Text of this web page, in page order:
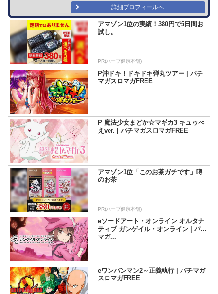
詳細プロフィールへ
アマゾン1位の実績！380円で5日間お
試し。
PR(ハーブ健康本舗)
P沖ドキ！ドキドキ弾丸ツアー | パチ
マガスロマガFREE
P 魔法少女まどか☆マギカ3 キュゥべ
えver. | パチマガスロマガFREE
アマゾン1位「このお茶ガチです」噂
のお茶
PR(ハーブ健康本舗)
eソードアート・オンライン オルタナ
ティブ ガンゲイル・オンライン | パチ
マガ...
eワンパンマン2～正義執行 | パチマガ
スロマガFREE